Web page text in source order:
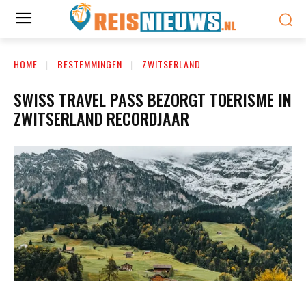
HOME BESTEMMINGEN ZWITSERLAND
SWISS TRAVEL PASS BEZORGT TOERISME IN
ZWITSERLAND RECORDJAAR